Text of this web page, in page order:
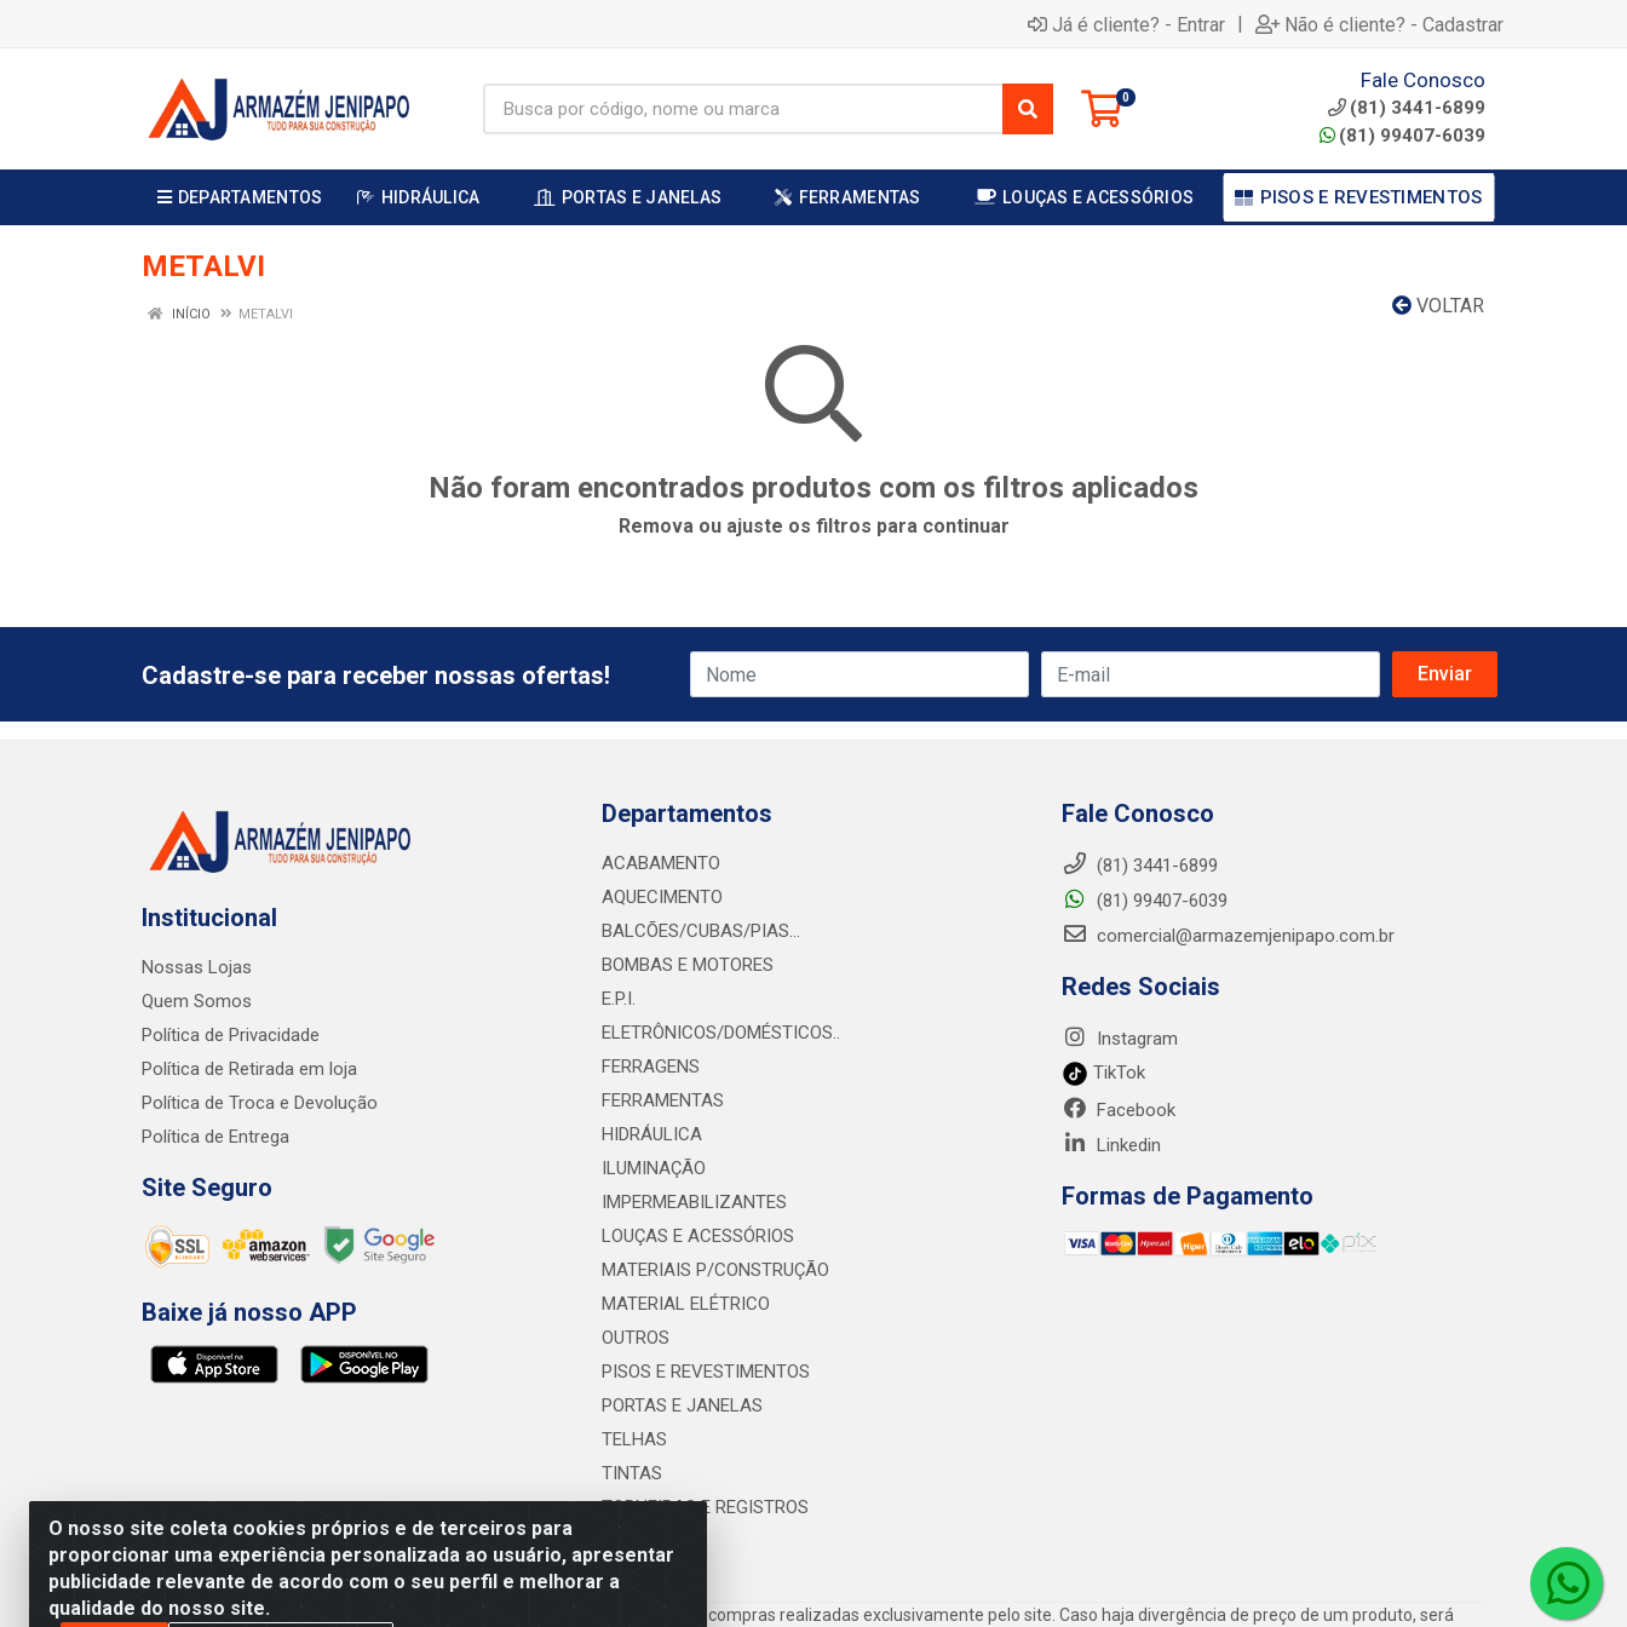
Já é cliente? - Entrar | Não é cliente? - Cadastrar
0
Fale Conosco
(81) 3441-6899
(81) 99407-6039
DEPARTAMENTOS HIDRÁULICA PORTAS E JANELAS FERRAMENTAS LOUÇAS E ACESSÓRIOS PISOS E REVESTIMENTOS
METALVI
VOLTAR
INÍCIO METALVI
Não foram encontrados produtos com os filtros aplicados
Remova ou ajuste os filtros para continuar
O nosso site coleta cookies próprios e de terceiros para
proporcionar uma experiência personalizada ao usuário, apresentar
publicidade relevante de acordo com o seu perfil e melhorar a
qualidade do nosso site.
Cadastre-se para receber nossas ofertas!
Institucional
Nossas Lojas
Quem Somos
Política de Privacidade
Política de Retirada em loja
Política de Troca e Devolução
Política de Entrega
Site Seguro
Baixe já nosso APP
Departamentos
ACABAMENTO
AQUECIMENTO
BALCÕES/CUBAS/PIAS...
BOMBAS E MOTORES
E.P.I.
ELETRÔNICOS/DOMÉSTICOS..
FERRAGENS
FERRAMENTAS
HIDRÁULICA
ILUMINAÇÃO
IMPERMEABILIZANTES
LOUÇAS E ACESSÓRIOS
MATERIAIS P/CONSTRUÇÃO
MATERIAL ELÉTRICO
OUTROS
PISOS E REVESTIMENTOS
PORTAS E JANELAS
TELHAS
TINTAS
TORNEIRAS E REGISTROS
Fale Conosco
(81) 3441-6899
(81) 99407-6039
comercial@armazemjenipapo.com.br
Redes Sociais
Instagram
TikTok
Facebook
Linkedin
Formas de Pagamento
Preços, promoções, condições de pagamento e frete são válidos para compras realizadas exclusivamente pelo site. Caso haja divergência de preço de um produto, será